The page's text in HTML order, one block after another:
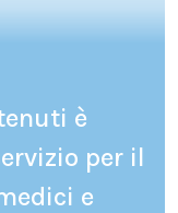
è
per il
e